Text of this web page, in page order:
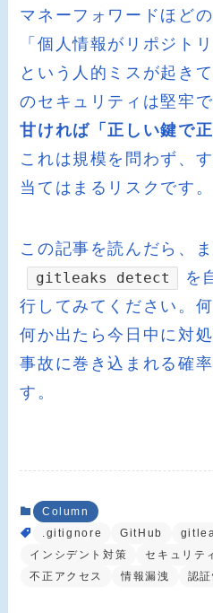
マネーフォワードほど
「個人情報がリポジト
という人的ミスが起き
のセキュリティは堅牢
甘ければ「正しい鍵で
これは規模を問わず、
当てはまるリスクです。
この記事を読んだら、
gitleaks detect
を
行してみてください。
何か出たら今日中に対
事故に巻き込まれる確
す。
Column
.gitignore
GitHub
インシデント対策
セキュリテ
不正アクセス
情報漏洩 認証